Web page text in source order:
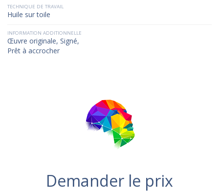
TECHNIQUE DE TRAVAIL
Huile sur toile
INFORMATION ADDITIONNELLE
Œuvre originale, Signé,
Prêt à accrocher
Demander le prix